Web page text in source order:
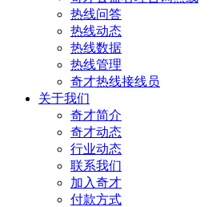
热线问答
热线动态
热线数据
热线管理
奇才热线接线员
关于我们
奇才简介
奇才动态
行业动态
联系我们
加入奇才
付款方式